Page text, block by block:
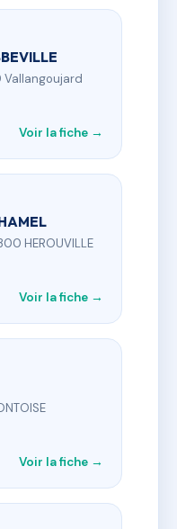
Vallangoujard
Voir la fiche →
HEROUVILLE
Voir la fiche →
Voir la fiche →